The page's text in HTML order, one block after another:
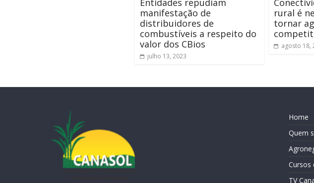
manifestação de
distribuidores de
combustíveis a respeito do
valor dos CBios
julho 13, 2023
rural é
tornar
agosto 18,
Home
Quem
Cursos
TV